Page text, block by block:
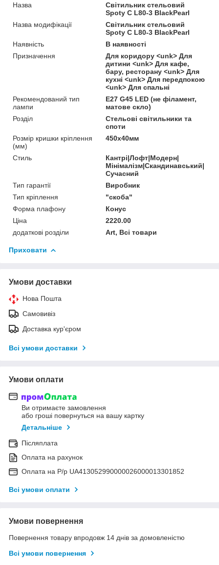
Назва
Світильник стельовий
Spoty C L80-3 BlackPearl
Назва модифікації
Світильник стельовий
Spoty C L80-3 BlackPearl
Наявність
В наявності
Призначення
Для коридору <unk> Для
дитини <unk> Для кафе,
бару, ресторану <unk> Для
кухні <unk> Для передпокою
<unk> Для спальні
Рекомендований тип
лампи
Е27 G45 LED (не філамент,
матове скло)
Розділ
Стельові світильники та
споти
Розмір кришки кріплення
(мм)
450х40мм
Стиль
Кантрі|Лофт|Модерн|
Мінімалізм|Скандинавський|
Сучасний
Тип гарантії
Виробник
Тип кріплення
"скоба"
Форма плафону
Конус
Ціна
2220.00
додаткові розділи
Art, Всі товари
Приховати
Умови доставки
Нова Пошта
Самовивіз
Доставка кур'єром
Всі умови доставки
Умови оплати
Ви отримаєте замовлення
або гроші повернуться на вашу картку
Детальніше
Післяплата
Оплата на рахунок
Оплата на Р/р UA413052990000026000013301852
Всі умови оплати
Умови повернення
Повернення товару впродовж 14 днів за домовленістю
Всі умови повернення